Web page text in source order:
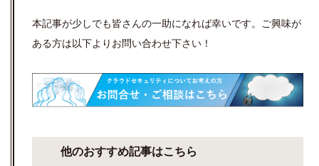
本記事が少しでも皆さんの一助になれば幸いです。ご興味が
ある方は以下よりお問い合わせ下さい！
他のおすすめ記事はこちら